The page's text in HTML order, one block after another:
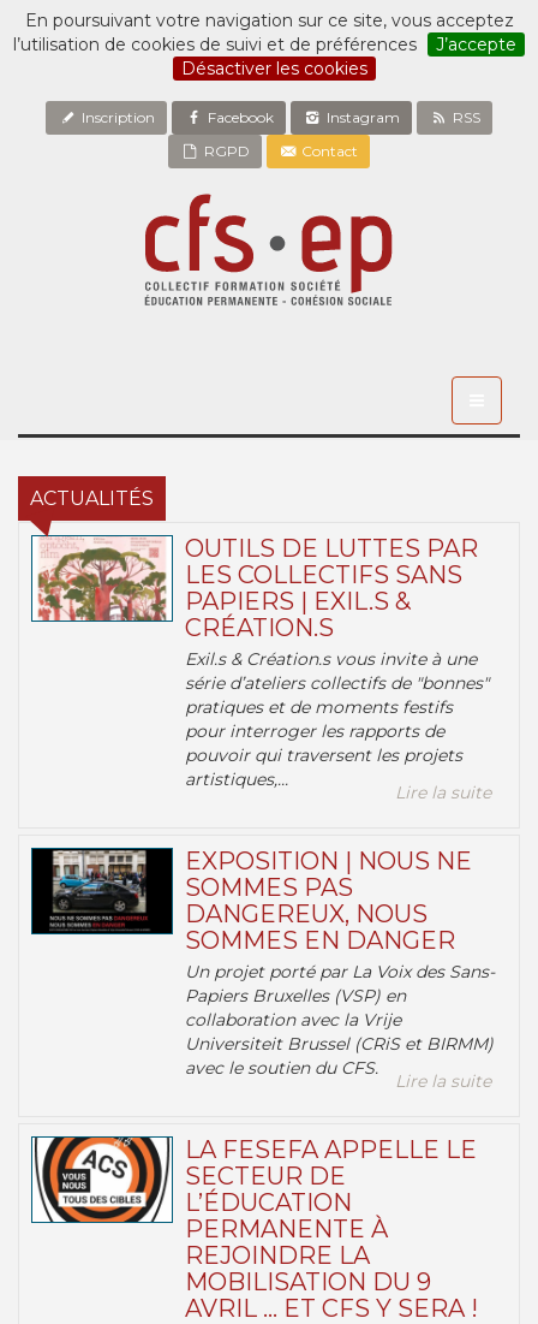
En poursuivant votre navigation sur ce site, vous acceptez
l’utilisation de cookies de suivi et de préférences
J’accepte
Désactiver les cookies
Inscription Facebook Instagram
RSS
RGPD
Contact
ACTUALITÉS
OUTILS DE LUTTES PAR
LES COLLECTIFS SANS
PAPIERS | EXIL.S &
CRÉATION.S
Exil.s & Création.s vous invite à une
série d’ateliers collectifs de "bonnes"
pratiques et de moments festifs
pour interroger les rapports de
pouvoir qui traversent les projets
artistiques,...
Lire la suite
EXPOSITION | NOUS NE
SOMMES PAS
DANGEREUX, NOUS
SOMMES EN DANGER
Un projet porté par La Voix des Sans-
Papiers Bruxelles (VSP) en
collaboration avec la Vrije
Universiteit Brussel (CRiS et BIRMM)
avec le soutien du CFS.
Lire la suite
LA FESEFA APPELLE LE
SECTEUR DE
L’ÉDUCATION
PERMANENTE À
REJOINDRE LA
MOBILISATION DU 9
AVRIL … ET CFS Y SERA !